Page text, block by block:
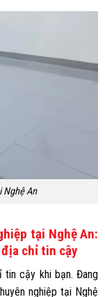
Nghệ An
tại Nghệ An:
địa chỉ tin cậy
tin cậy khi bạn. Đang
nghiệp tại Nghệ